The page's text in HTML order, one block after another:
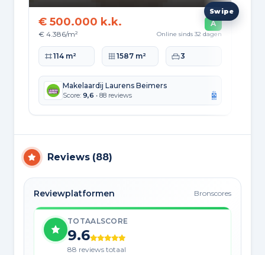
€ 500.000 k.k.
€ 4.386/m²
A
Online sinds 32 dagen
Woonoppervlakte
114 m² Perceeloppervlakte
1587 m² Slaapkamers
3
Makelaardij Laurens Beimers
Score: 9,6 • 88 reviews
Reviews (88)
Reviewplatformen Bronscores
TOTAALSCORE
9.6
88 reviews totaal